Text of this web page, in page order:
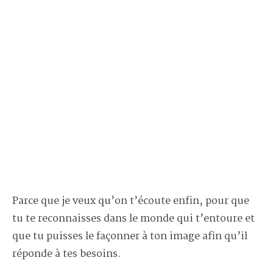
Parce que je veux qu’on t’écoute enfin, pour que
tu te reconnaisses dans le monde qui t’entoure et
que tu puisses le façonner à ton image afin qu’il
réponde à tes besoins.